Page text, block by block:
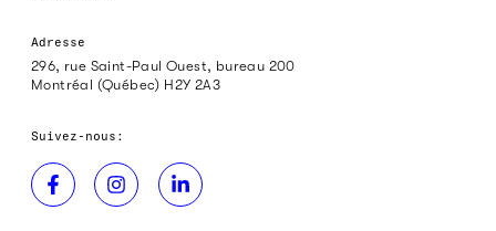
Adresse
296, rue Saint-Paul Ouest, bureau 200
Montréal (Québec) H2Y 2A3
Suivez-nous: